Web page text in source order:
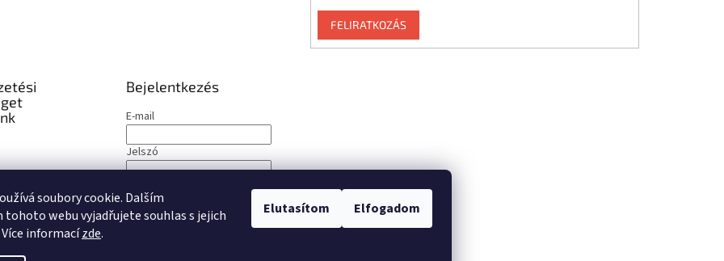
soubory cookie. Dalším
tohoto webu vyjadřujete souhlas s jejich
informacízde.
Elutasítom Elfogadom
FELIRATKOZÁS
Bejelentkezés
E-mail
Jelszó
BEJELENTKEZÉS
Új regisztráció Elfelejtett jelszó